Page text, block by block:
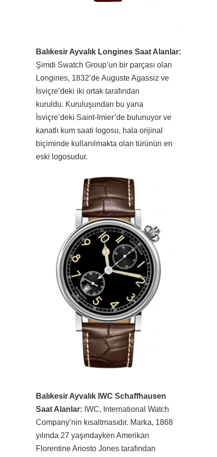
Balıkesir Ayvalık Longines Saat Alanlar:
Şimdi Swatch Group’un bir parçası olan
Longines, 1832’de Auguste Agassiz ve
İsviçre’deki iki ortak tarafından
kuruldu. Kuruluşundan bu yana
İsviçre’deki Saint-Imier’de bulunuyor ve
kanatlı kum saati logosu, hala orijinal
biçiminde kullanılmakta olan türünün en
eski logosudur.
Balıkesir Ayvalık IWC Schaffhausen
Saat Alanlar: IWC, International Watch
Company’nin kısaltmasıdır. Marka, 1868
yılında 27 yaşındayken Amerikan
Florentine Ariosto Jones tarafından